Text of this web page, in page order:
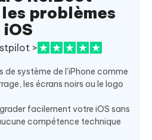
problèmes
iOS
>
de système de l'iPhone comme
les écrans noirs ou le logo
facilement votre iOS sans
compétence technique